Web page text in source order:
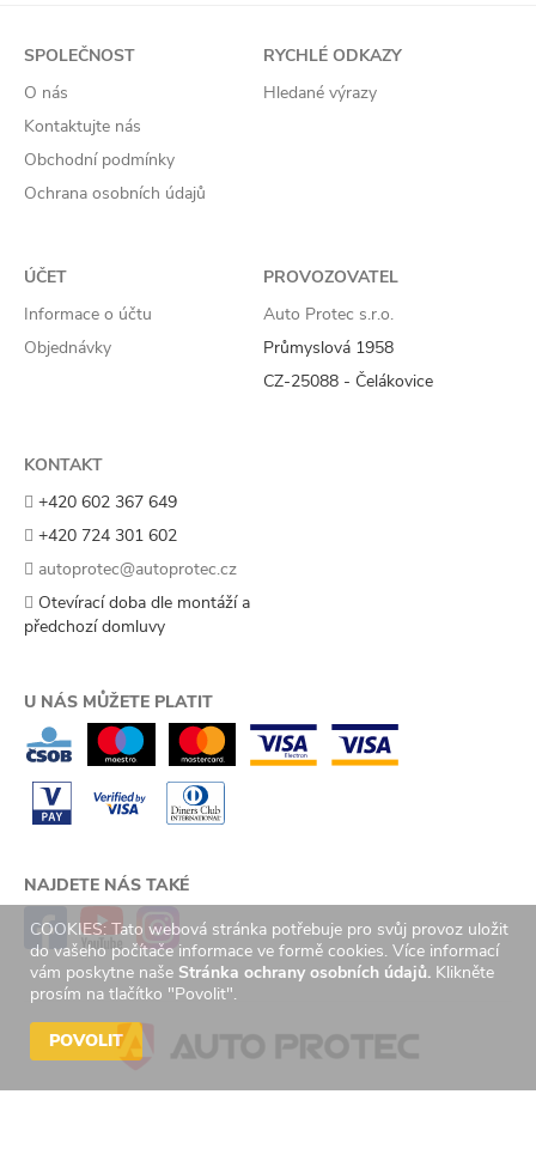
COOKIES: Tato webová stránka potřebuje pro svůj provoz uložit
do vašeho počítače informace ve formě cookies. Více informací
vám poskytne naše Stránka ochrany osobních údajů. Klikněte
prosím na tlačítko "Povolit".
POVOLIT
SPOLEČNOST
O nás
Kontaktujte nás
Obchodní podmínky
Ochrana osobních údajů
RYCHLÉ ODKAZY
Hledané výrazy
ÚČET
Informace o účtu
Objednávky
PROVOZOVATEL
Auto Protec s.r.o.
Průmyslová 1958
CZ-25088 - Čelákovice
KONTAKT
+420 602 367 649
+420 724 301 602
autoprotec@autoprotec.cz
Otevírací doba dle montáží a
předchozí domluvy
U NÁS MŮŽETE PLATIT
NAJDETE NÁS TAKÉ